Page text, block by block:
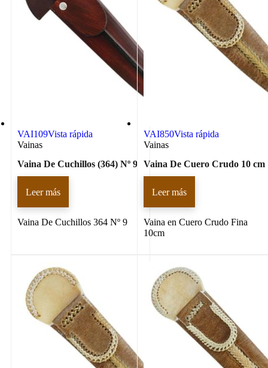
VAI109Vista rápida
Vainas
Vaina De Cuchillos (364) Nº 9
Leer más
Vaina De Cuchillos 364 Nº 9
VAI850Vista rápida
Vainas
Vaina De Cuero Crudo 10 cm
Leer más
Vaina en Cuero Crudo Fina
10cm